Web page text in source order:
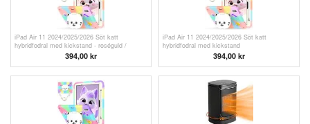
iPad Air 11 2024/2025/2026 Söt katt
hybridfodral med kickstand - roséguld /
394,00 kr
iPad Air 11 2024/2025/2026 Söt katt
hybridfodral med kickstand
394,00 kr